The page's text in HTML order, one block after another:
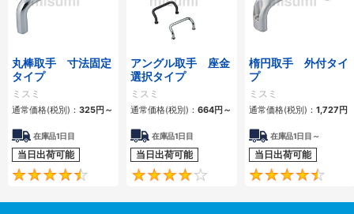
丸棒取手 寸法固定
タイプ
ミスミ
通常価格(税別)： 325円 ～
在庫品1日目
当日出荷可能
4.6
アングル取手 座金
選択タイプ
ミスミ
通常価格(税別)： 664円 ～
在庫品1日目
当日出荷可能
4.3
楕円取手 外付タイ
プ
ミスミ
通常価格(税別)： 1,727 円
在庫品1日目～
当日出荷可能